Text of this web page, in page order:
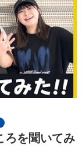
ろを聞いてみ